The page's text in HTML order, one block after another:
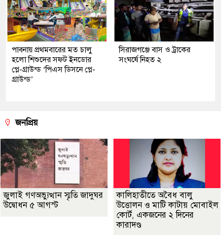
পাবনায় প্রথমবারের মত চালু
হলো শিশুদের সফট ইনডোর
প্লে-গ্রাউন্ড ‘পিএস ডিসনে প্লে-
গ্রাউন্ড’
সিরাজগঞ্জে বাস ও ট্রাকের
সংঘর্ষে নিহত ২
জনপ্রিয়
জুলাই গণঅভ্যুত্থান স্মৃতি জাদুঘর
উদ্বোধন ৫ আগস্ট
কালিহাতীতে অবৈধ বালু
উত্তোলন ও মাটি কাটায় মোবাইল
কোর্ট, একজনের ২ দিনের
কারাদণ্ড